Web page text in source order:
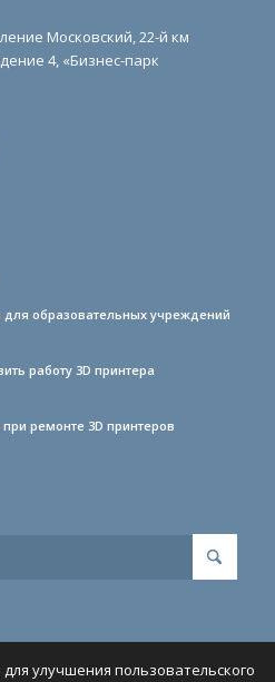
Московский, 22-й км
4, «Бизнес-парк
для образовательных учреждений
работу 3D принтера
ремонте 3D принтеров
улучшения пользовательского